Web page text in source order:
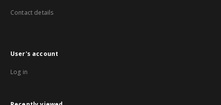
Contact details
User's account
Log in